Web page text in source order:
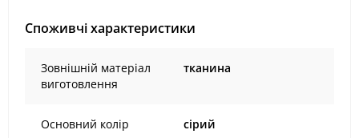
Споживчі характеристики
Зовнішній матеріал
виготовлення
тканина
Основний колір сірий